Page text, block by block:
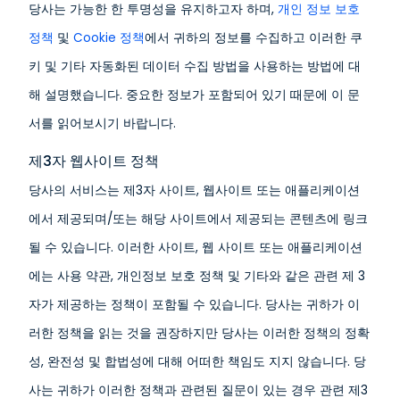
당사는 가능한 한 투명성을 유지하고자 하며, 개인 정보 보호
정책 및 Cookie 정책에서 귀하의 정보를 수집하고 이러한 쿠
키 및 기타 자동화된 데이터 수집 방법을 사용하는 방법에 대
해 설명했습니다. 중요한 정보가 포함되어 있기 때문에 이 문
서를 읽어보시기 바랍니다.
제3자 웹사이트 정책
당사의 서비스는 제3자 사이트, 웹사이트 또는 애플리케이션
에서 제공되며/또는 해당 사이트에서 제공되는 콘텐츠에 링크
될 수 있습니다. 이러한 사이트, 웹 사이트 또는 애플리케이션
에는 사용 약관, 개인정보 보호 정책 및 기타와 같은 관련 제 3
자가 제공하는 정책이 포함될 수 있습니다. 당사는 귀하가 이
러한 정책을 읽는 것을 권장하지만 당사는 이러한 정책의 정확
성, 완전성 및 합법성에 대해 어떠한 책임도 지지 않습니다. 당
사는 귀하가 이러한 정책과 관련된 질문이 있는 경우 관련 제3